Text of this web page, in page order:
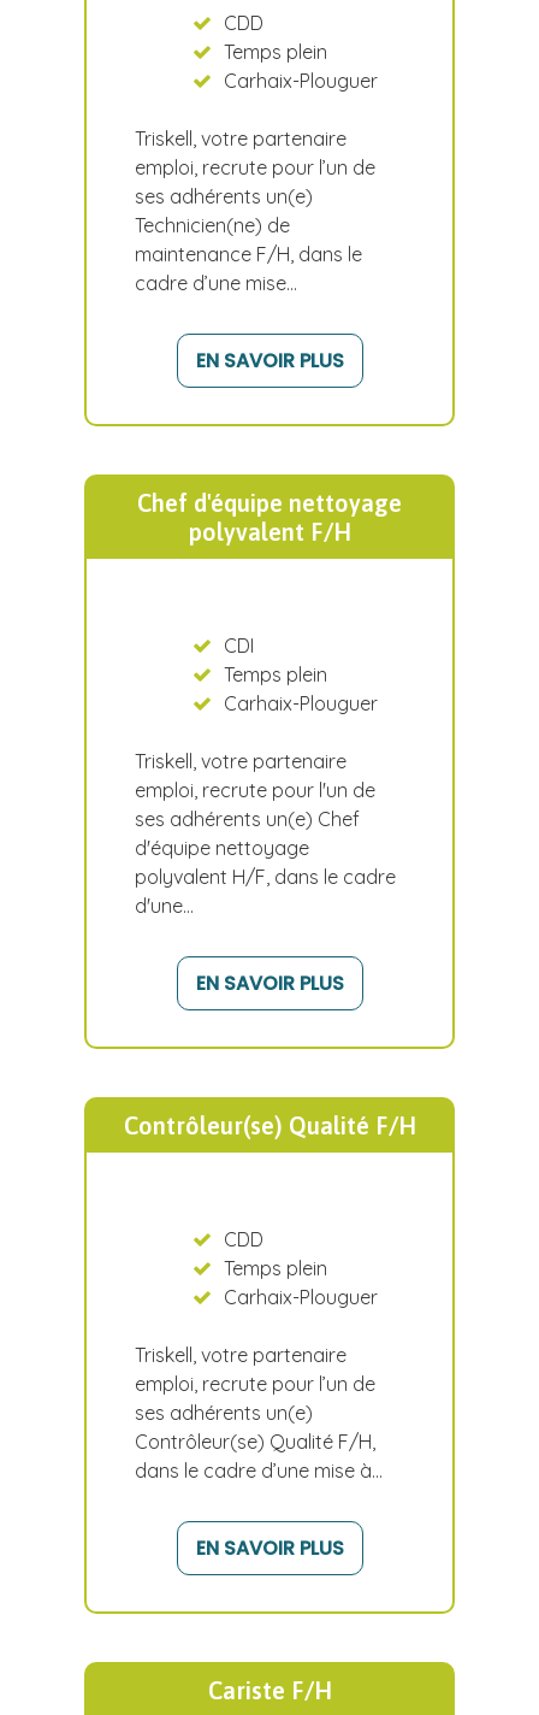
CDD
Temps plein
Carhaix-Plouguer
Triskell, votre partenaire
emploi, recrute pour l’un de
ses adhérents un(e)
Technicien(ne) de
maintenance F/H, dans le
cadre d’une mise…
EN SAVOIR PLUS
Chef d'équipe nettoyage
polyvalent F/H
CDI
Temps plein
Carhaix-Plouguer
Triskell, votre partenaire
emploi, recrute pour l'un de
ses adhérents un(e) Chef
d'équipe nettoyage
polyvalent H/F, dans le cadre
d'une…
EN SAVOIR PLUS
Contrôleur(se) Qualité F/H
CDD
Temps plein
Carhaix-Plouguer
Triskell, votre partenaire
emploi, recrute pour l’un de
ses adhérents un(e)
Contrôleur(se) Qualité F/H,
dans le cadre d’une mise à…
EN SAVOIR PLUS
Cariste F/H